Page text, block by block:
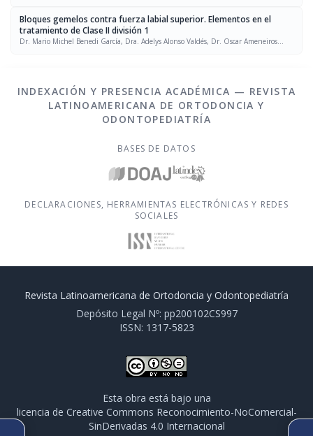
Bloques gemelos contra fuerza labial superior. Elementos en el
tratamiento de Clase II división 1
Dr. Mario Michel Benedi García, Dra. Adelys Alonso Valdés, Dr. Oscar Ameneiros
ARTÍCULO ANTERIOR SIGUIENTE ARTÍCULO
INDEXACIÓN Y PRESENCIA ACADÉMICA — REVISTA
LATINOAMERICANA DE ORTODONCIA Y
ODONTOPEDIATRÍA
BASES DE DATOS
DECLARACIONES, HERRAMIENTAS ELECTRÓNICAS Y REDES
SOCIALES
Revista Latinoamericana de Ortodoncia y Odontopediatría
Depósito Legal Nº: pp200102CS997
ISSN: 1317-5823
Esta obra está bajo una
licencia de Creative Commons Reconocimiento-NoComercial-
SinDerivadas 4.0 Internacional